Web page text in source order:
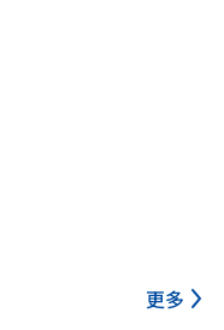
更多